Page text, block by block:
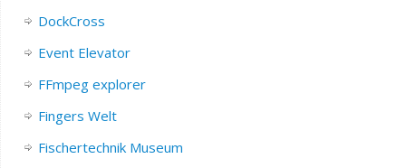
DockCross
Event Elevator
FFmpeg explorer
Fingers Welt
Fischertechnik Museum